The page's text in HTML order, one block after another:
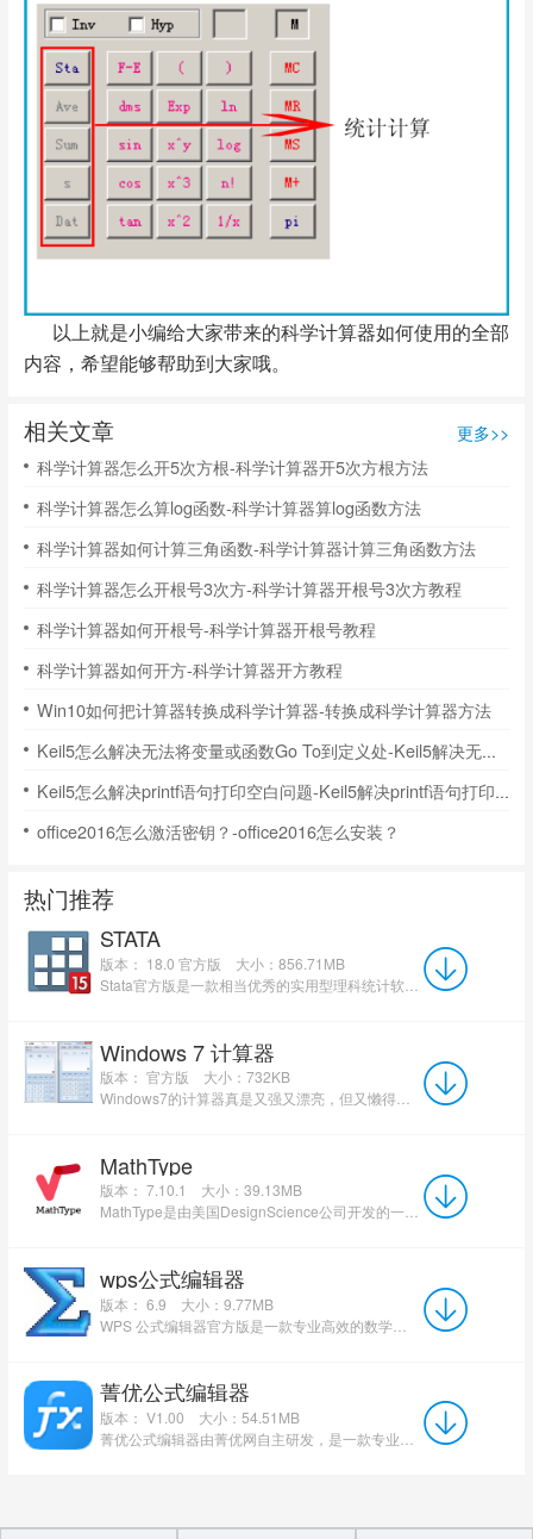
以上就是小编给大家带来的科学计算器如何使用的全部
内容，希望能够帮助到大家哦。
相关文章
更多>>
科学计算器怎么开5次方根-科学计算器开5次方根方法
科学计算器怎么算log函数-科学计算器算log函数方法
科学计算器如何计算三角函数-科学计算器计算三角函数方法
科学计算器怎么开根号3次方-科学计算器开根号3次方教程
科学计算器如何开根号-科学计算器开根号教程
科学计算器如何开方-科学计算器开方教程
Win10如何把计算器转换成科学计算器-转换成科学计算器方法
Keil5怎么解决无法将变量或函数Go To到定义处-Keil5解决无法将变量或函数Go To到定义处的方法
Keil5怎么解决printf语句打印空白问题-Keil5解决printf语句打印空白问题的方法
office2016怎么激活密钥？-office2016怎么安装？
热门推荐
STATA
版本： 18.0 官方版
大小：856.71MB
Windows 7 计算器
版本： 官方版
大小：732KB
Windows7的计算器真是又强又漂亮，但又懒得去下载一个完整镜像，于是问朋友要了个计算器的文件，拿来研究研究，经...
MathType
版本： 7.10.1
大小：39.13MB
wps公式编辑器
版本： 6.9
大小：9.77MB
菁优公式编辑器
版本： V1.00
大小：54.51MB